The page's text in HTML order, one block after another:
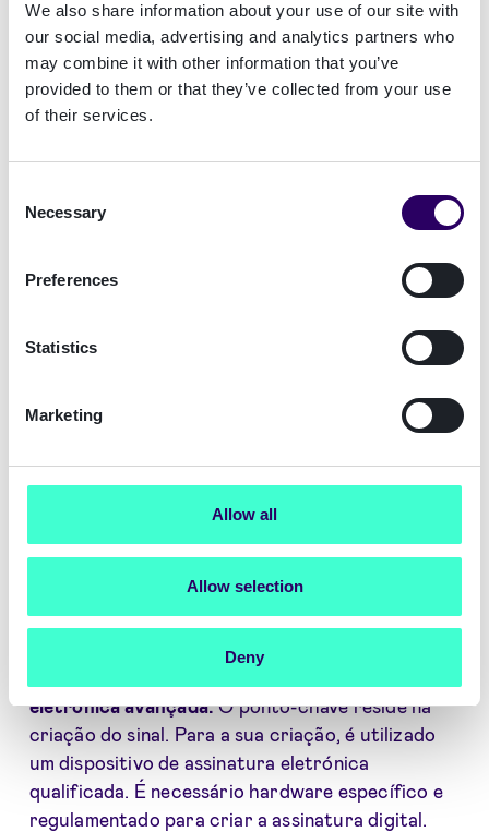
We also share information about your use of our site with
our social media, advertising and analytics partners who
may combine it with other information that you’ve
provided to them or that they’ve collected from your use
of their services.
Selection
Necessary
Preferences
Statistics
Marketing
Allow all
Allow selection
Deny
Aassinatura eletrónica avançadaé um dos três
tipos de assinatura eletrónica mais difundidos.
Esta assinatura eletrónica
apresenta diferenças
substanciais em relação aos outros dois tipos: a
eletrónica qualificada.
assinatura eletrónica simples é a identificação
assinatura eletrónica
identificação do signatário, ao passo que na
indispensável.
Este é um fator essencial para a
, uma vez que a lei exige
um critério de segurança elevado para este tipo
de operações de risco, para além da obrigação de
cumprir os regulamentos relativos ao
branqueamento de capitais.
Quanto à sua relação com a assinatura
eletrónica qualificada,ambas partilham todas as
eletrónica avançada.O ponto-chave reside na
criação do sinal. Para a sua criação, é utilizado
um dispositivo de assinatura eletrónica
qualificada. É necessário hardware específico e
regulamentado para criar a assinatura digital.